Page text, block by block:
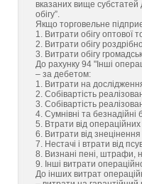
вказаних вище субстатей
обігу”.
Якщо торговельне
1. Витрати обігу оптової
2. Витрати обігу
3. Витрати обігу
До рахунку 94 "Інші
– за дебетом:
1. Витрати на
2. Собівартість
3. Собівартість
4. Сумнівні та безнадійні
5. Втрати від операційних
6. Витрати від знецінення
7. Нестачі і втрати від
8. Визнані пені, штрафи,
9. Інші витрати
До інших витрат